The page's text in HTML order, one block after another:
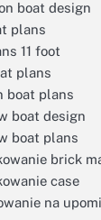
boat design
plans
11 foot
plans
boat plans
boat design
boat plans
brick
case
na